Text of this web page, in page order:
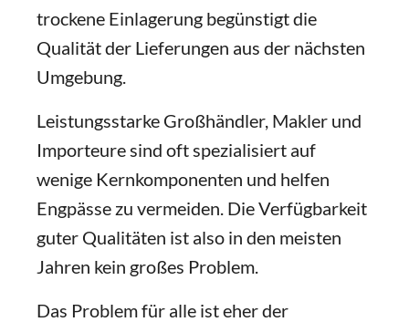
trockene Einlagerung begünstigt die
Qualität der Lieferungen aus der nächsten
Umgebung.
Leistungsstarke Großhändler, Makler und
Importeure sind oft spezialisiert auf
wenige Kernkomponenten und helfen
Engpässe zu vermeiden. Die Verfügbarkeit
guter Qualitäten ist also in den meisten
Jahren kein großes Problem.
Das Problem für alle ist eher der